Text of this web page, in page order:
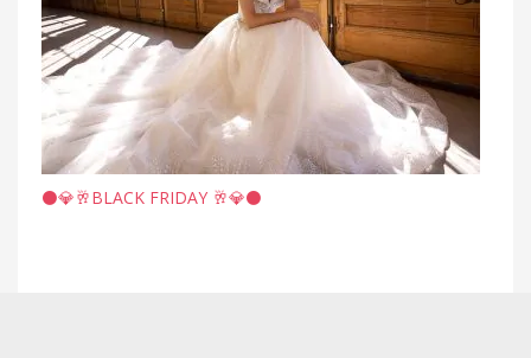
⚫️💎🥂BLACK FRIDAY 🥂💎⚫️